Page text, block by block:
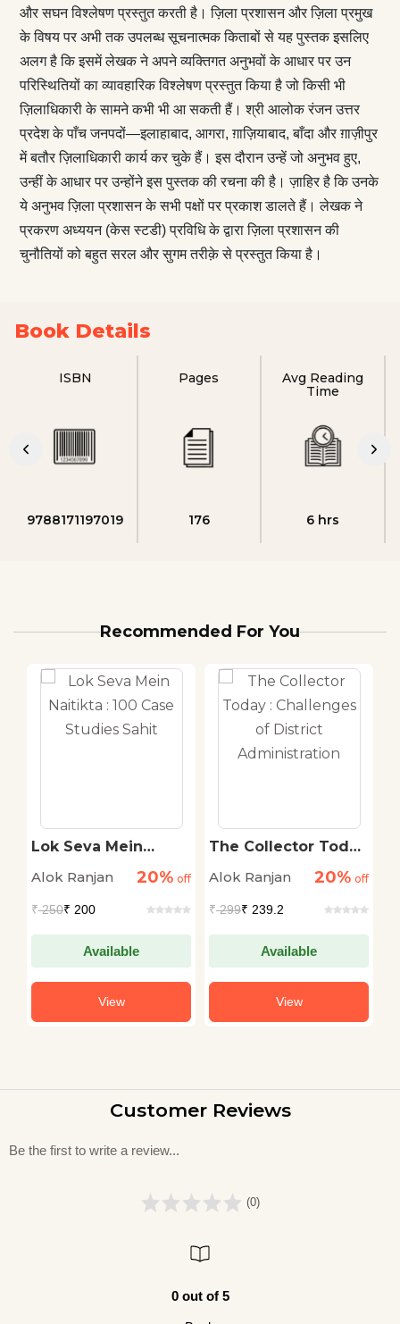
और सघन विश्लेषण प्रस्तुत करती है। ज़िला प्रशासन और ज़िला प्रमुख
के विषय पर अभी तक उपलब्ध सूचनात्मक किताबों से यह पुस्तक इसलिए
अलग है कि इसमें लेखक ने अपने व्यक्तिगत अनुभवों के आधार पर उन
परिस्थितियों का व्यावहारिक विश्लेषण प्रस्तुत किया है जो किसी भी
ज़िलाधिकारी के सामने कभी भी आ सकती हैं। श्री आलोक रंजन उत्तर
प्रदेश के पाँच जनपदों—इलाहाबाद, आगरा, ग़ाज़ियाबाद, बाँदा और ग़ाज़ीपुर
में बतौर ज़िलाधिकारी कार्य कर चुके हैं। इस दौरान उन्हें जो अनुभव हुए,
उन्हीं के आधार पर उन्होंने इस पुस्तक की रचना की है। ज़ाहिर है कि उनके
ये अनुभव ज़िला प्रशासन के सभी पक्षों पर प्रकाश डालते हैं। लेखक ने
प्रकरण अध्ययन (केस स्टडी) प्रविधि के द्वारा ज़िला प्रशासन की
चुनौतियों को बहुत सरल और सुगम तरीक़े से प्रस्तुत किया है।
Book Details
ISBN
9788171197019
Pages
176
Avg Reading
Time
6 hrs
Recommended For You
Lok Seva Mein
Studies Sahit
Alok Ranjan 20% off
₹250₹ 200
Available
View
The Collector Today
District
Alok Ranjan 20% off
₹299₹ 239.2
Available
View
Customer Reviews
Be the first to write a review...
(0)
0 out of 5